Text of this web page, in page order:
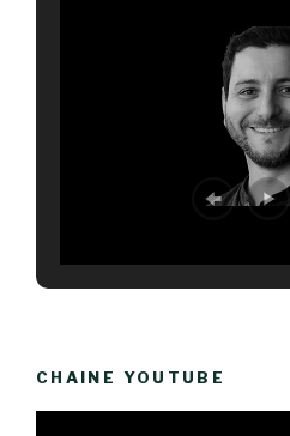
CHAINE YOUTUBE